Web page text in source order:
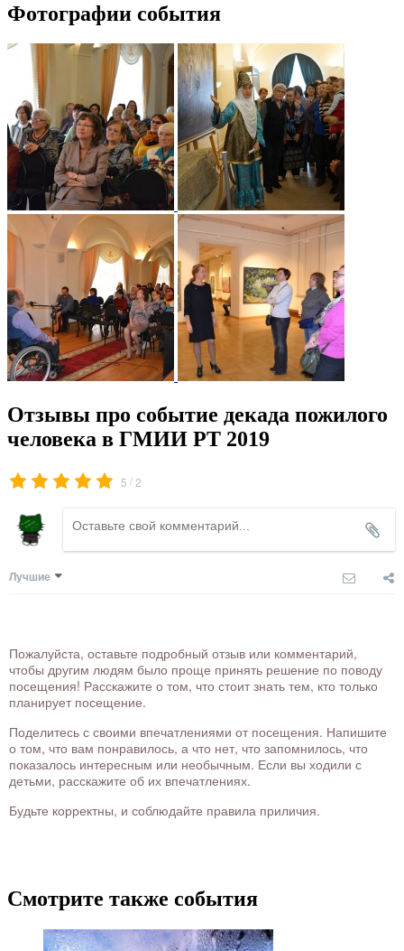
Фотографии события
Отзывы про событие декада пожилого
человека в ГМИИ РТ 2019
5 /2
Лучшие
Пожалуйста, оставьте подробный отзыв или комментарий,
чтобы другим людям было проще принять решение по поводу
посещения! Расскажите о том, что стоит знать тем, кто только
планирует посещение.
Поделитесь с своими впечатлениями от посещения. Напишите
о том, что вам понравилось, а что нет, что запомнилось, что
показалось интересным или необычным. Если вы ходили с
детьми, расскажите об их впечатлениях.
Будьте корректны, и соблюдайте правила приличия.
Смотрите также события